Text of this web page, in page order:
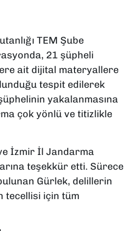
TEM Şube
21 şüpheli
ait dijital materyallere
tespit edilerek
yakalanmasına
çok yönlü ve titizlikle
İzmir İl Jandarma
teşekkür etti. Sürece
Gürlek, delillerin
tecellisi için tüm